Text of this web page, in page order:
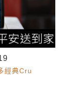
經典Cru